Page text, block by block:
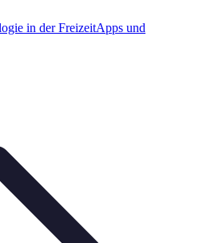
in der FreizeitApps und